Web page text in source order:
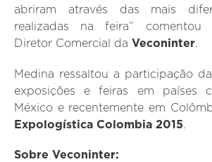
abriram através das mais
realizadas na feira” comentou
Diretor Comercial da Veconinter.
Medina ressaltou a participação da
exposições e feiras em países
México e recentemente em
Expologística Colombia 2015.
Sobre Veconinter: